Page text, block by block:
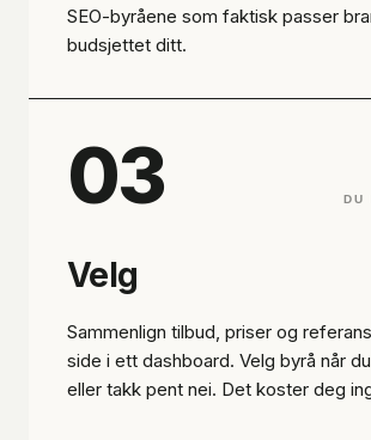
SEO-byråene som faktisk passer
budsjettet ditt.
03 DU
Velg
Sammenlign tilbud, priser og
side i ett dashboard. Velg byrå når
eller takk pent nei. Det koster deg